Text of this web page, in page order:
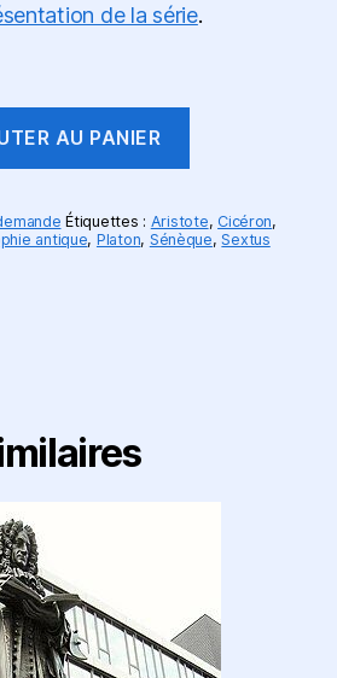
de la série.
AU PANIER
Étiquettes : Aristote, Cicéron,
antique, Platon, Sénèque,Sextus